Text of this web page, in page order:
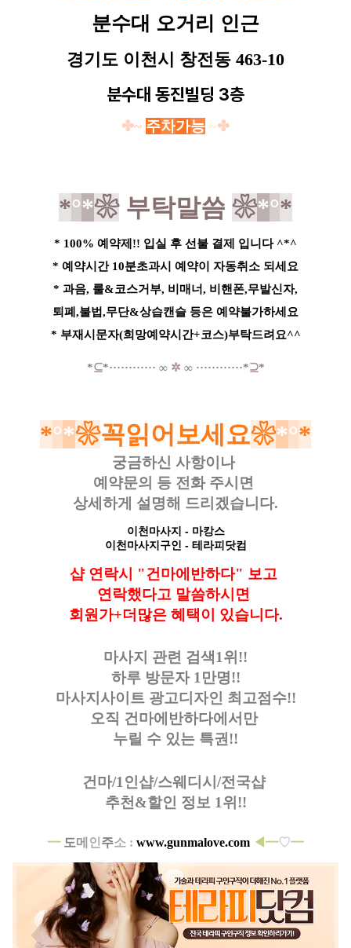
분수대 오거리 인근
경기도 이천시 창전동 463-10
분수대 동진빌딩 3층
✤~ 주차가능 ~✤
*°*❀부탁말씀 ❀*°*
* 100% 예약제!! 입실 후 선불 결제 입니다 ^*^
* 예약시간 10분초과시 예약이 자동취소 되세요
* 과음, 룰&코스거부, 비매너, 비핸폰,무발신자,
퇴폐,불법,무단&상습캔슬 등은 예약불가하세요
* 부재시문자(희망예약시간+코스)부탁드려요^^
*⊆*············ ∞ ✲ ∞ ············*⊇*
*°*❀꼭읽어보세요❀*°*
궁금하신 사항이나
예약문의 등 전화 주시면
상세하게 설명해 드리겠습니다.
이천마사지 - 마캉스
이천마사지구인 - 테라피닷컴
샵 연락시 "건마에반하다" 보고
연락했다고 말씀하시면
회원가+더많은 혜택이 있습니다.
마사지 관련 검색1위!!
하루 방문자 1만명!!
마사지사이트 광고디자인 최고점수!!
오직 건마에반하다에서만
누릴 수 있는 특권!!
건마/1인샵/스웨디시/전국샵
추천&할인 정보 1위!!
━ 도메 인 주소 : www.gunmalove.com ◀ ━♡━